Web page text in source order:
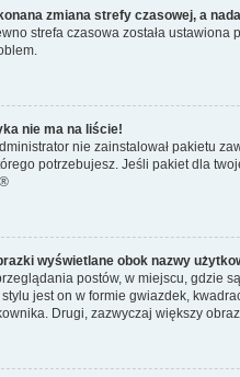
zmiana strefy czasowej, a
strefa czasowa została ustawiona
nie ma na liście!
nie zainstalował pakietu
potrzebujesz. Jeśli pakiet dla
®
wyświetlane obok nazwy
postów, w miejscu, gdzie
jest on w formie gwiazdek,
Drugi, zazwyczaj większy